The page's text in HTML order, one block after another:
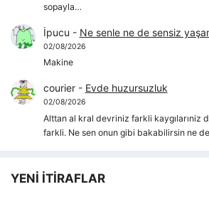
sopayla…
İpucu - Ne senle ne de sensiz
02/08/2026
Makine
courier- Evde huzursuzluk
02/08/2026
Alttan al kral devriniz farkli kaygılarıniz
farkli. Ne sen onun gibi bakabilirsin ne
YENİ İTİRAFLAR